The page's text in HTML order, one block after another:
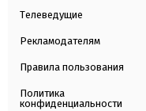
Телеведущие
Рекламодателям
Правила пользования
Политика
конфиденциальности